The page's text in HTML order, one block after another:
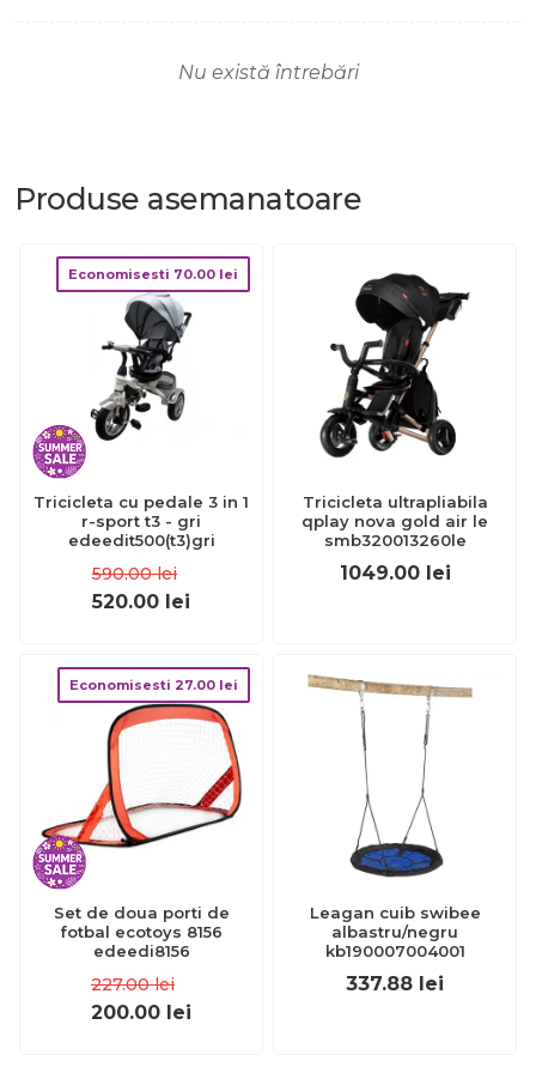
Nu există întrebări
Produse asemanatoare
Economisesti 70.00 lei
Tricicleta cu pedale 3 in 1
r-sport t3 - gri
edeedit500(t3)gri
590.00 lei
520.00 lei
Tricicleta ultrapliabila
qplay nova gold air le
smb320013260le
1049.00 lei
Economisesti 27.00 lei
Set de doua porti de
fotbal ecotoys 8156
edeedi8156
227.00 lei
200.00 lei
Leagan cuib swibee
albastru/negru
kb190007004001
337.88 lei